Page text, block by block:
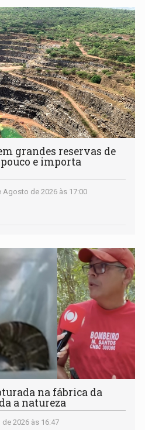
poderá ser feita até 1º de
grandes reservas de
e importa
Agosto de 2026 às 17:00
na fábrica da
a natureza
2026 às 16:47